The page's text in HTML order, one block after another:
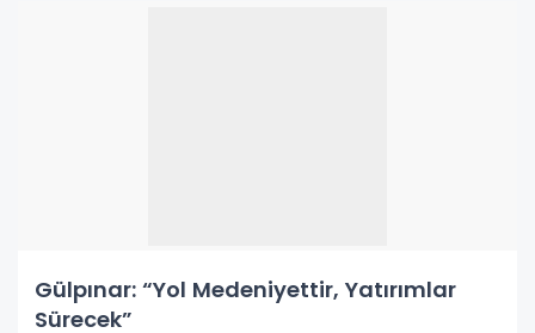
Gülpınar: “Yol Medeniyettir, Yatırımlar
Sürecek”